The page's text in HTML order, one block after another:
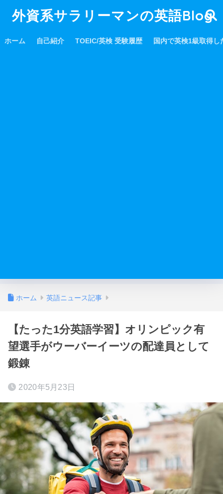
外資系サラリーマンの英語Blog
ホーム 自己紹介 TOEIC/英検 受験履歴 国内で英検1級取得し
ホーム 英語ニュース記事
【たった1分英語学習】オリンピック有
望選手がウーバーイーツの配達員として
鍛錬
2020年5月23日